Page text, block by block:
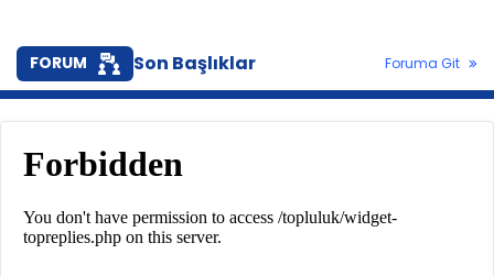
FORUM Son Başlıklar Foruma Git